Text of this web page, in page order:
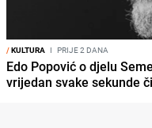
/KULTURA I PRIJE 2 DANA
Edo Popović o djelu
vrijedan svake sekunde